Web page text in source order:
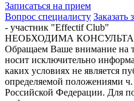
Записаться на прием
Вопрос специалисту Заказать
- участник "Effectif Club"
НЕОБХОДИМА
Обращаем Ваше внимание на
носит исключительно
каких условиях не является
определяемой положениями ч.
Российской Федерации. Для